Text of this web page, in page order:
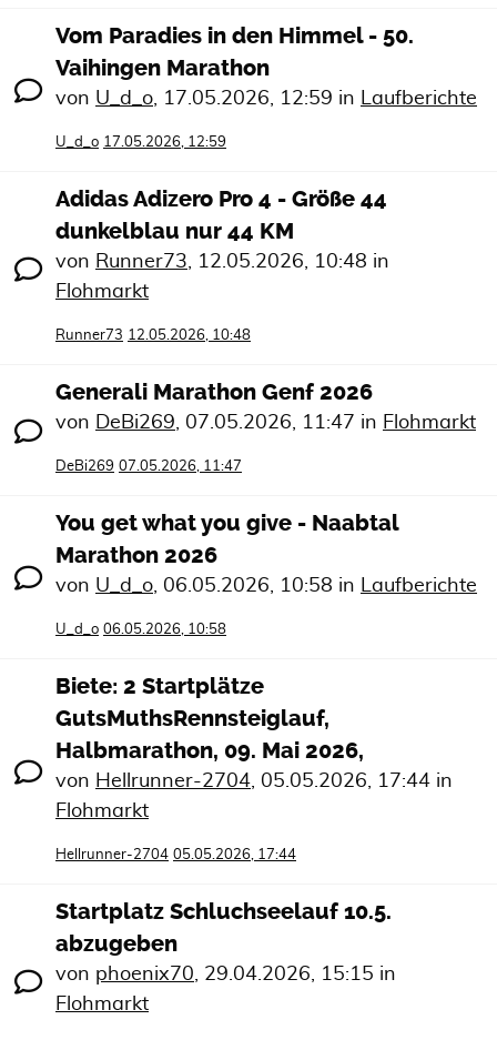
Vom Paradies in den Himmel - 50.
Vaihingen Marathon
von U_d_o, 17.05.2026, 12:59 in Laufberichte
U_d_o 17.05.2026, 12:59
Adidas Adizero Pro 4 - Größe 44
dunkelblau nur 44 KM
von Runner73, 12.05.2026, 10:48 in
Flohmarkt
Runner73 12.05.2026, 10:48
Generali Marathon Genf 2026
von DeBi269, 07.05.2026, 11:47 in Flohmarkt
DeBi269 07.05.2026, 11:47
You get what you give - Naabtal
Marathon 2026
von U_d_o, 06.05.2026, 10:58 in Laufberichte
U_d_o 06.05.2026, 10:58
Biete: 2 Startplätze
GutsMuthsRennsteiglauf,
Halbmarathon, 09. Mai 2026,
von Hellrunner-2704, 05.05.2026, 17:44 in
Flohmarkt
Hellrunner-2704 05.05.2026, 17:44
Startplatz Schluchseelauf 10.5.
abzugeben
von phoenix70, 29.04.2026, 15:15 in
Flohmarkt